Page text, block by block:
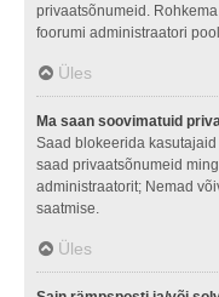
privaatsõnumeid.
foorumi administraatori
Üles
Ma saan soovimatuid
Saad blokeerida
saad privaatsõnumeid
administraatorit; Nemad
saatmise.
Üles